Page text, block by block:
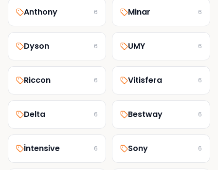
Anthony 6 Minar 6
Dyson 6 UMY 6
Riccon 6 Vitisfera 6
Delta 6 Bestway 6
İntensive 6 Sony 6